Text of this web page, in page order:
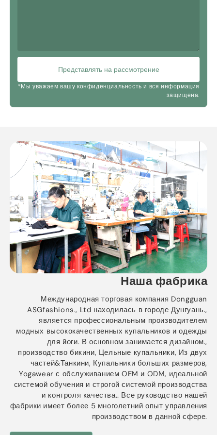
Представлять на рассмотрение
*Мы уважаем вашу конфиденциальность и вся информация
защищена.
Наша фабрика
Международная торговая компания Dongguan
ASGfashions., Ltd находилась в городе Дунгуань.,
является профессиональным производителем
модных высококачественных купальников и одежды
для йоги. В основном занимается дизайном.,
производство бикини, Цельные купальники, Из двух
частей&Танкини, Купальники больших размеров,
Yogawear с обслуживанием OEM и ODM, идеальной
системой обучения и строгой системой производства
и контроля качества.. Все руководство нашей
фабрики имеет более 5 многолетний опыт управления
производством в данной сфере.